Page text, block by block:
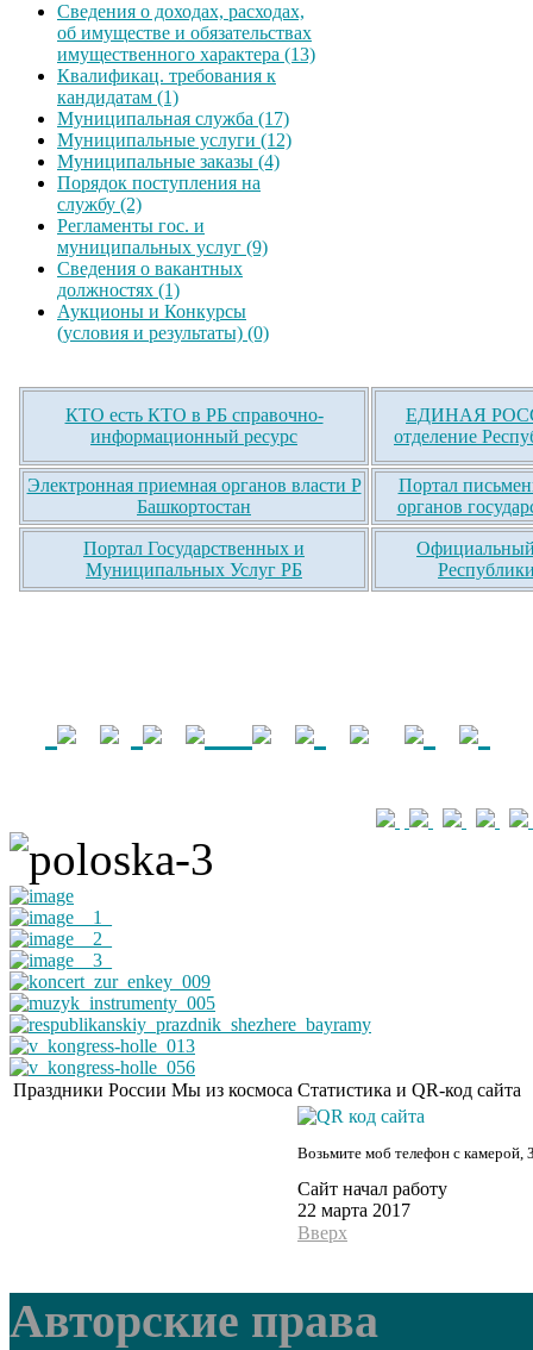
Сведения о доходах, расходах,
об имуществе и обязательствах
имущественного характера (13)
Квалификац. требования к
кандидатам (1)
Муниципальная служба (17)
Муниципальные услуги (12)
Муниципальные заказы (4)
Порядок поступления на
службу (2)
Регламенты гос. и
муниципальных услуг (9)
Сведения о вакантных
должностях (1)
Аукционы и Конкурсы
(условия и результаты) (0)
КТО есть КТО в РБ справочно-
информационный ресурс
ЕДИНАЯ
отделение
Электронная приемная органов власти Р
Башкортостан
Портал
органов
Портал Государственных и
Муниципальных Услуг РБ
Официальный
Праздники России Мы из космоса Статистика и QR-код сайта
Возьмите моб телефон с камерой,
Сайт начал работу
22 марта 2017
Вверх
Авторские права